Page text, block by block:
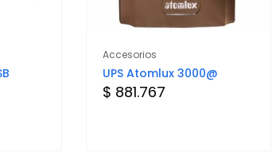
Accesorios
UPS Atomlux 3000@
$ 881.767